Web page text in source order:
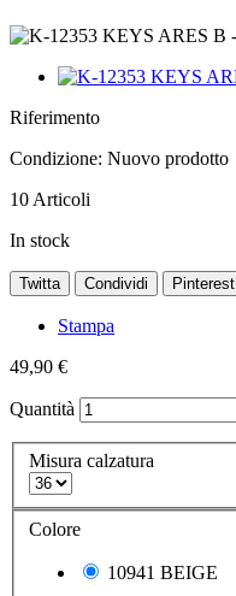
Riferimento
Condizione: Nuovo prodotto
10 Articoli
In stock
Twitta Condividi Pinterest
Stampa
49,90 €
Quantità
Misura calzatura
Colore
10941 BEIGE